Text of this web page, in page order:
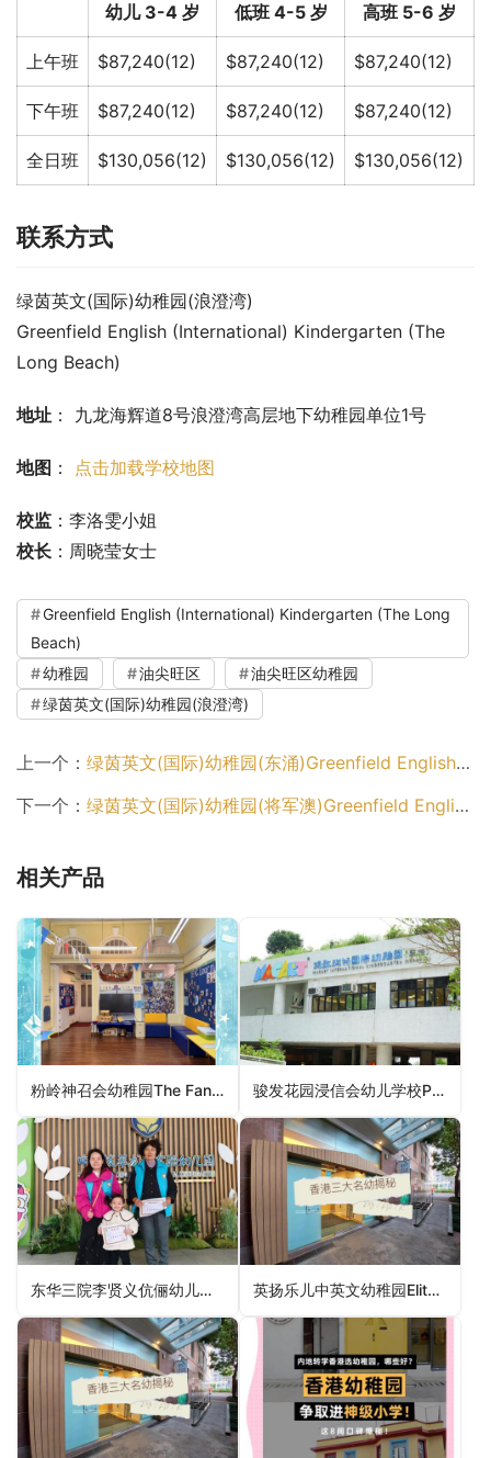
幼儿 3-4 岁 低班 4-5 岁 高班 5-6 岁
上午班 $87,240(12) $87,240(12) $87,240(12)
下午班 $87,240(12) $87,240(12) $87,240(12)
全日班 $130,056(12) $130,056(12) $130,056(12)
联系方式
绿茵英文(国际)幼稚园(浪澄湾)
Greenfield English (International) Kindergarten (The
Long Beach)
地址 ： 九龙海辉道8号浪澄湾高层地下幼稚园单位1号
地图 ： 点击加载学校地图
校监 ：李洛雯小姐
校长 ：周晓莹女士
Greenfield English (International) Kindergarten (The Long
Beach)
幼稚园
油尖旺区
油尖旺区幼稚园
绿茵英文(国际)幼稚园(浪澄湾)
上一个： 绿茵英文(国际)幼稚园(东涌)Greenfield English (International) Kindergarten (Tung Chung)（离岛区幼稚园）
下一个： 绿茵英文(国际)幼稚园(将军澳)Greenfield English (International) Kindergarten (Tseung Kwan O)（西贡区幼稚园）
相关产品
粉岭神召会幼稚园The Fanling Assemblies of God Kindergarten（北区幼稚园） 骏发花园浸信会幼儿学校Prosperous Garden Baptist Nursery School（油尖旺区幼稚园）
东华三院李贤义伉俪幼儿园TWGHs Mr. & Mrs. Lee Yin Yee Nursery School（湾仔区幼稚园） 英扬乐儿中英文幼稚园Elite Kids Anglo-Chinese Kindergarten（元朗区幼稚园）